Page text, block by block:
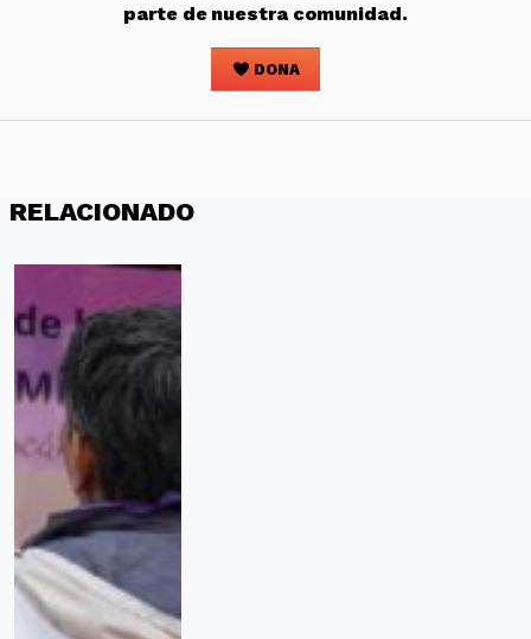
parte de nuestra comunidad.
DONA
RELACIONADO